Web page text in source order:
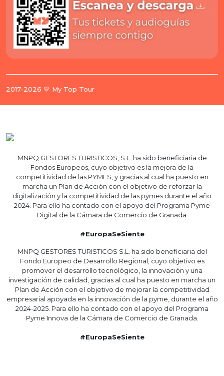
2017-2026 💛 My Top Tour
MNPQ GESTORES TURISTICOS, S.L. ha sido beneficiaria de
Fondos Europeos, cuyo objetivo es la mejora de la
competitividad de las PYMES, y gracias al cual ha puesto en
marcha un Plan de Acción con el objetivo de reforzar la
digitalización y la competitividad de las pymes durante el año
2024. Para ello ha contado con el apoyo del Programa Pyme
Digital de la Cámara de Comercio de Granada.
#EuropaSeSiente
MNPQ GESTORES TURISTICOS S.L. ha sido beneficiaria del
Fondo Europeo de Desarrollo Regional, cuyo objetivo es
promover el desarrollo tecnológico, la innovación y una
investigación de calidad, gracias al cual ha puesto en marcha un
Plan de Acción con el objetivo de mejorar la competitividad
empresarial apoyada en la innovación de la pyme, durante el año
2024-2025. Para ello ha contado con el apoyo del Programa
Pyme Innova de la Cámara de Comercio de Granada.
#EuropaSeSiente